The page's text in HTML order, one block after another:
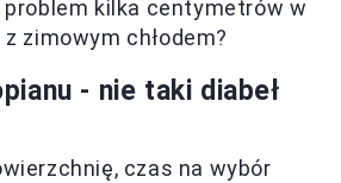
problem kilka centymetrów w
zimowym chłodem?
- nie taki diabeł
czas na wybór